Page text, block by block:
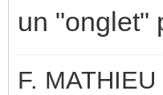
un "onglet"
F. MATHIEU